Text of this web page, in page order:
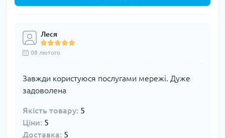
Леся
08 лютого
Завжди користуюся послугами мережі. Дуже
задоволена
Якість товару: 5
Ціни: 5
Доставка: 5